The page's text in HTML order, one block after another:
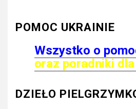
POMOC UKRAINIE
Wszystko o
oraz poradniki
DZIEŁO